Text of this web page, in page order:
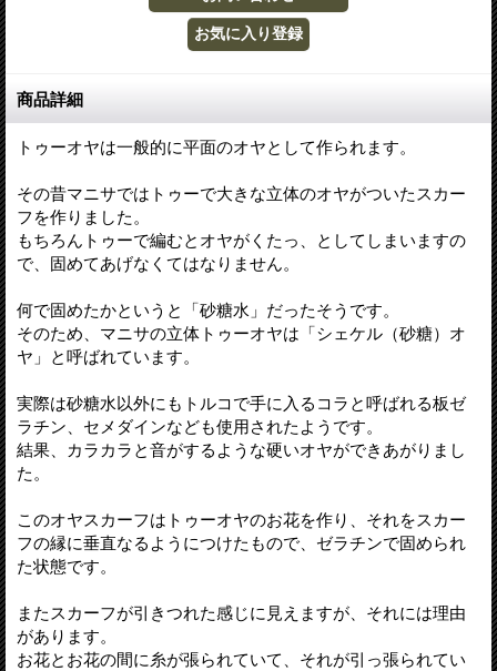
商品詳細
トゥーオヤは一般的に平面のオヤとして作られます。
その昔マニサではトゥーで大きな立体のオヤがついたスカー
フを作りました。
もちろんトゥーで編むとオヤがくたっ、としてしまいますの
で、固めてあげなくてはなりません。
何で固めたかというと「砂糖水」だったそうです。
そのため、マニサの立体トゥーオヤは「シェケル（砂糖）オ
ヤ」と呼ばれています。
実際は砂糖水以外にもトルコで手に入るコラと呼ばれる板ゼ
ラチン、セメダインなども使用されたようです。
結果、カラカラと音がするような硬いオヤができあがりまし
た。
このオヤスカーフはトゥーオヤのお花を作り、それをスカー
フの縁に垂直なるようにつけたもので、ゼラチンで固められ
た状態です。
またスカーフが引きつれた感じに見えますが、それには理由
があります。
お花とお花の間に糸が張られていて、それが引っ張られてい